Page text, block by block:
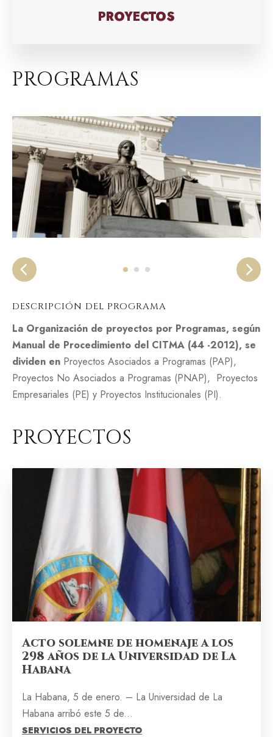
PROYECTOS
PROGRAMAS
DESCRIPCIÓN DEL PROGRAMA
La Organización de proyectos por Programas, según
Manual de Procedimiento del CITMA (44 -2012), se
dividen en Proyectos Asociados a Programas (PAP),
Proyectos No Asociados a Programas (PNAP), Proyectos
Empresariales (PE) y Proyectos Institucionales (PI).
PROYECTOS
Acto solemne de homenaje a los
298 años de la Universidad de La
Habana
La Habana, 5 de enero. – La Universidad de La
Habana arribó este 5 de...
SERVICIOS DEL PROYECTO